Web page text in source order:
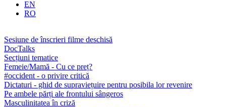
EN
RO
Sesiune de înscrieri filme deschisă
DocTalks
Secțiuni tematice
Femeie/Mamă - Cu ce preț?
#occident - o privire critică
Dictaturi - ghid de supraviețuire pentru posibila lor revenire
Pe ambele părți ale frontului sângeros
Masculinitatea în criză